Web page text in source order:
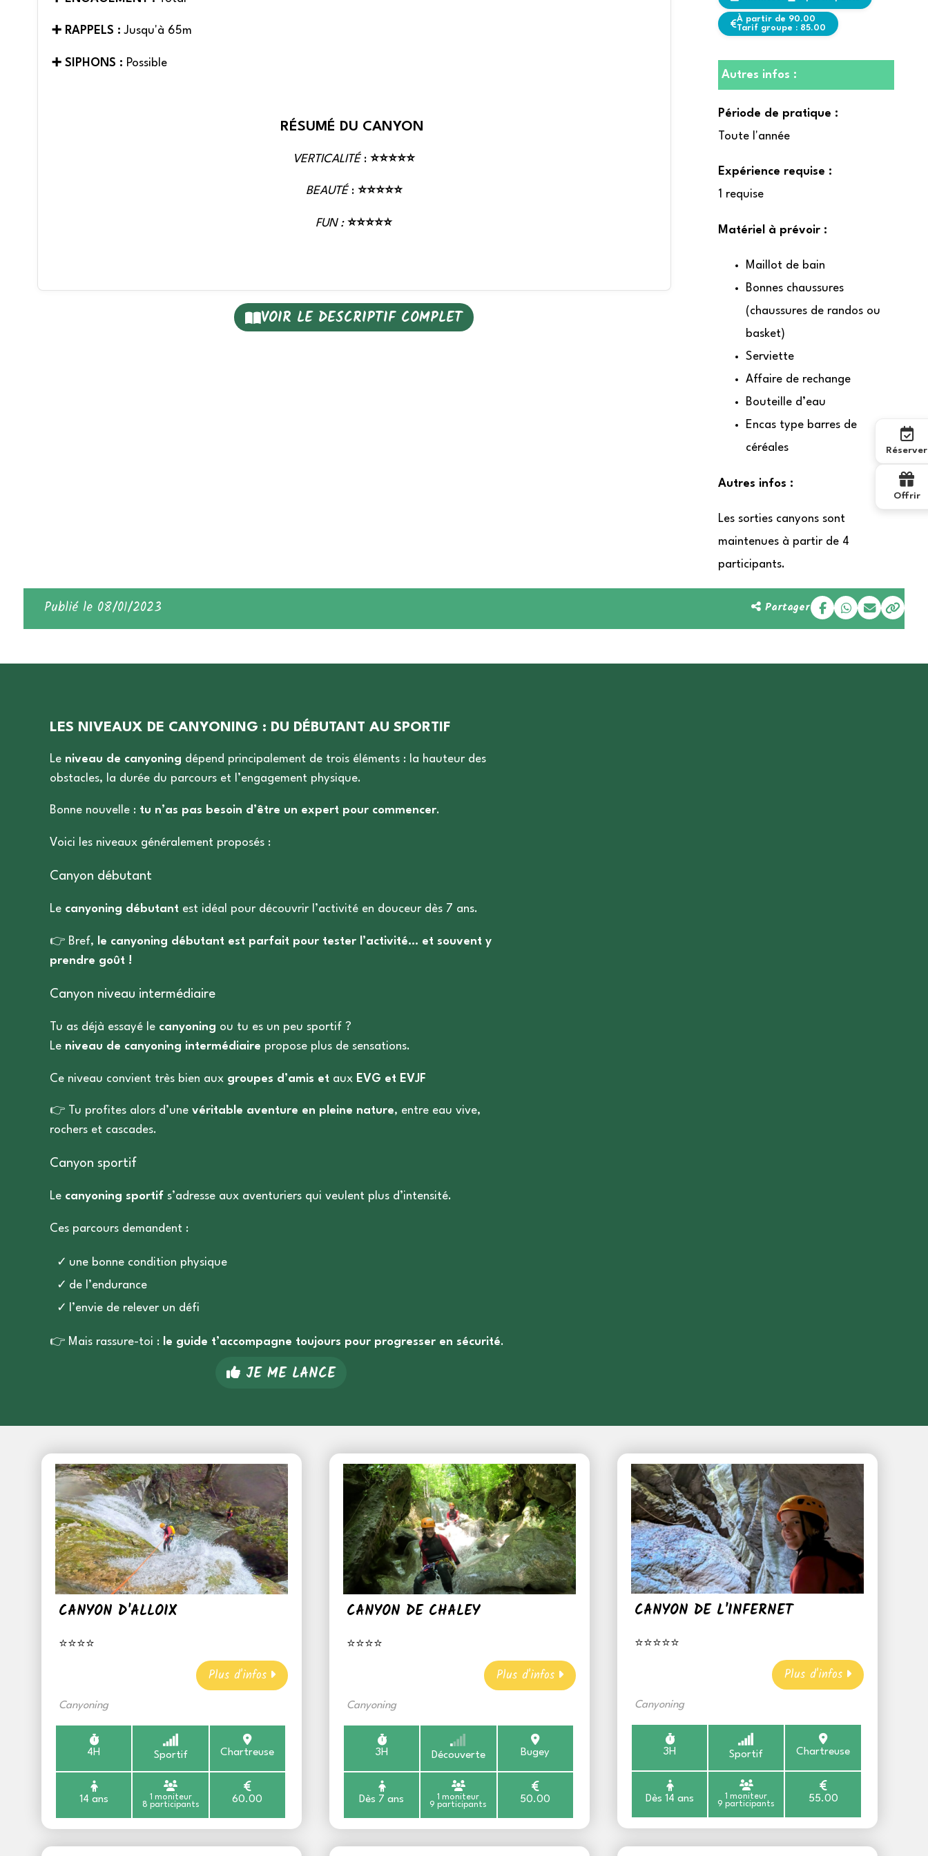
➕ RAPPELS :Jusqu'à 65m
➕ SIPHONS : Possible
RÉSUMÉ DU CANYON
VERTICALITÉ :⭐⭐⭐⭐⭐
BEAUTÉ : ⭐⭐⭐⭐⭐
FUN :⭐⭐⭐⭐⭐
VOIR LE DESCRIPTIF COMPLET
À partir de 90.00
Tarif groupe : 85.00
Autres infos :
Période de pratique :
Toute l'année
Expérience requise :
1 requise
Matériel à prévoir :
Maillot de bain
Bonnes chaussures
(chaussures de randos ou
basket)
Serviette
Affaire de rechange
Bouteille d’eau
Encas type barres de
céréales
Autres infos :
Les sorties canyons sont
maintenues à partir de 4
participants.
Publié le 08/01/2023 Partager
Réserver
Offrir
LES NIVEAUX DE CANYONING : DU DÉBUTANT AU SPORTIF
Le niveau de canyoning dépend principalement de trois éléments : la hauteur des
obstacles, la durée du parcours et l’engagement physique.
Bonne nouvelle : tu n’as pas besoin d’être un expert pour commencer.
Voici les niveaux généralement proposés :
Canyon débutant
Le canyoning débutant est idéal pour découvrir l’activité en douceur dès 7 ans.
👉 Bref,
le canyoning débutant est parfait pour tester l’activité… et souvent y
prendre goût !
Canyon niveau intermédiaire
Tu as déjà essayé le canyoning ou tu es un peu sportif ?
Le niveau de canyoning intermédiaire propose plus de sensations.
Ce niveau convient très bien aux groupes d’amis et aux EVG et EVJF
👉 Tu profites alors d’une véritable aventure en pleine nature, entre eau vive,
rochers et cascades.
Canyon sportif
Le canyoning sportif s’adresse aux aventuriers qui veulent plus d’intensité.
Ces parcours demandent :
une bonne condition physique
de l’endurance
l’envie de relever un défi
👉 Mais rassure-toi : le guide t’accompagne toujours pour progresser en sécurité.
JE ME LANCE
CANYON D'ALLOIX
⭐⭐⭐⭐
Plus d'infos
Canyoning
4H Sportif Chartreuse
14 ans
1 moniteur
8 participants
60.00
CANYON DE CHALEY
⭐⭐⭐⭐
Plus d'infos
Canyoning
3H Découverte Bugey
Dès 7 ans
1 moniteur
9 participants
50.00
CANYON DE L'INFERNET
⭐⭐⭐⭐⭐
Plus d'infos
Canyoning
3H Sportif Chartreuse
Dès 14 ans
1 moniteur
9 participants
55.00